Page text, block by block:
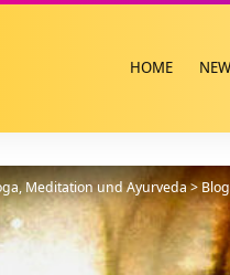
HOME
Meditation und Ayurveda>Blog